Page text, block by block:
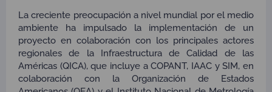
La creciente preocupación a nivel mundial por el medio
ambiente ha impulsado la implementación de un
proyecto en colaboración con los principales actores
regionales de la Infraestructura de Calidad de las
Américas (QICA), que incluye a COPANT, IAAC y SIM, en
colaboración con la Organización de Estados